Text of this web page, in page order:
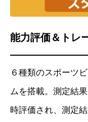
能力評価＆トレ
６種類のスポーツ
ムを搭載。測定結
時評価され、測定